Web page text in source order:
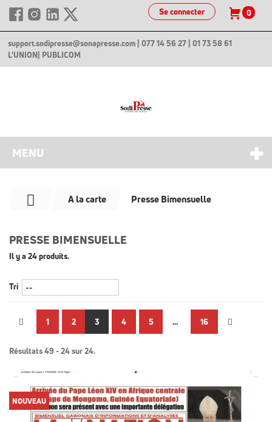
Se connecter 0
support.sodipresse@sonapresse.com | 077 14 56 27 | 01 73 58 61
L'UNION | PUBLICOM
MENU
A la carte Presse Bimensuelle
PRESSE BIMENSUELLE
Il y a 24 produits.
Tri
1 2 3 4 5 ... 16
Résultats 49 - 24 sur 24.
NOUVEAU